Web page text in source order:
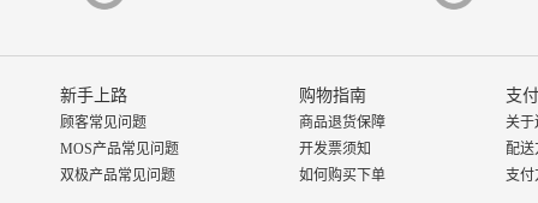
新手上路
顾客常见问题
MOS产品常见问题
双极产品常见问题
购物指南
商品退货保障
开发票须知
如何购买下单
支
关于
配送
支付